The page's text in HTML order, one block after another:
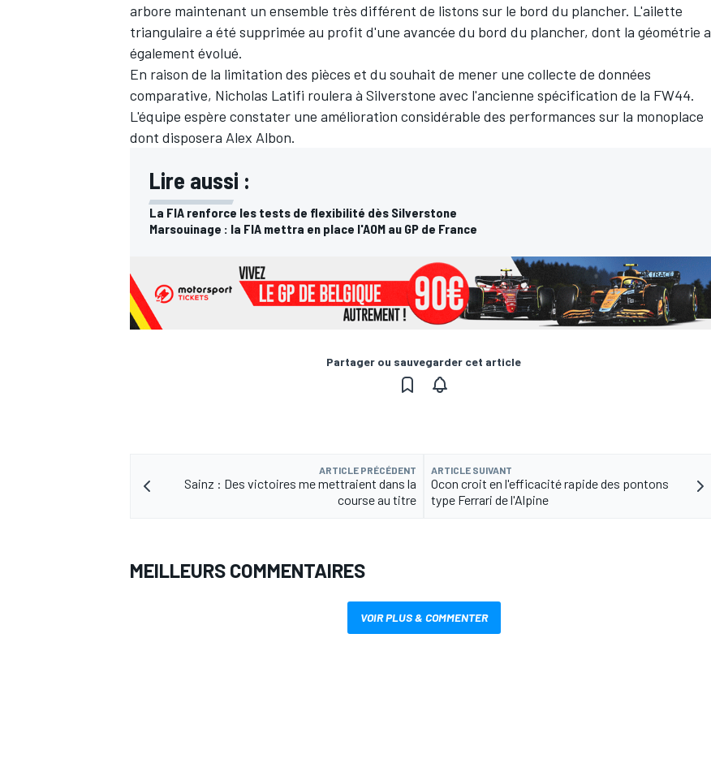
arbore maintenant un ensemble très différent de listons sur le bord du plancher. L'ailette
triangulaire a été supprimée au profit d'une avancée du bord du plancher, dont la géométrie a
également évolué.
En raison de la limitation des pièces et du souhait de mener une collecte de données
comparative, Nicholas Latifi roulera à Silverstone avec l'ancienne spécification de la FW44.
L'équipe espère constater une amélioration considérable des performances sur la monoplace
dont disposera Alex Albon.
Lire aussi :
La FIA renforce les tests de flexibilité dès Silverstone
Marsouinage : la FIA mettra en place l'AOM au GP de France
Partager ou sauvegarder cet article
ARTICLE PRÉCÉDENT
Sainz : Des victoires me mettraient dans la
course au titre
ARTICLE SUIVANT
Ocon croit en l'efficacité rapide des pontons
type Ferrari de l'Alpine
MEILLEURS COMMENTAIRES
VOIR PLUS & COMMENTER